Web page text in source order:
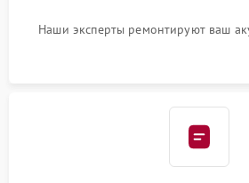
Наши эксперты ремонтируют ваш